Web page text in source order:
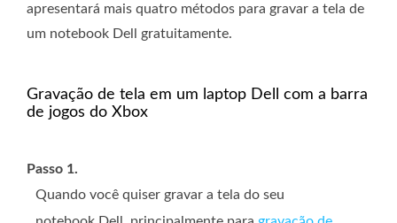
apresentará mais quatro métodos para gravar a tela de
um notebook Dell gratuitamente.
Gravação de tela em um laptop Dell com a barra
de jogos do Xbox
Passo 1.
Quando você quiser gravar a tela do seu